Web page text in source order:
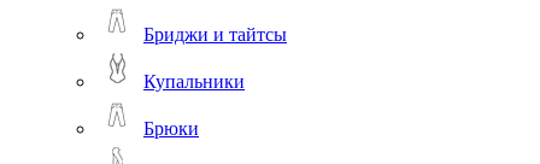
Бриджи и тайтсы
Купальники
Брюки